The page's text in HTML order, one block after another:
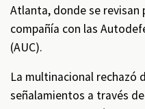
Atlanta, donde se revisan
compañía con las
(AUC).
La multinacional rechazó
señalamientos a través